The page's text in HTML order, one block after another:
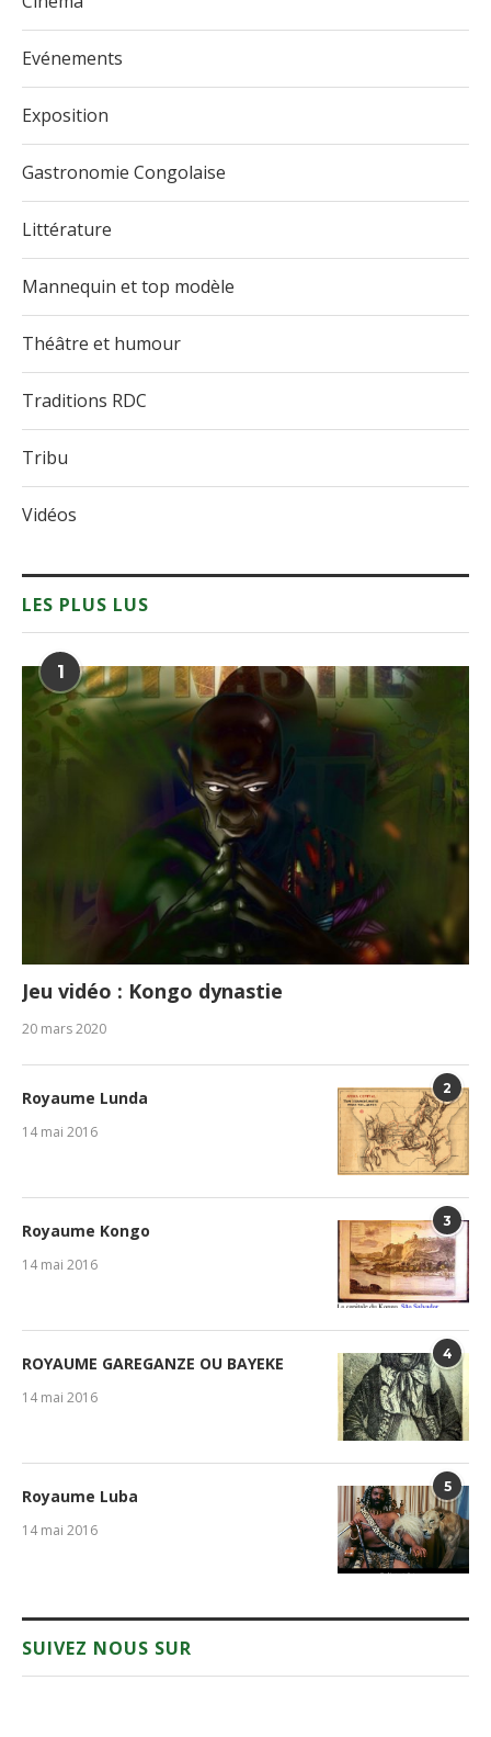
Evénements
Exposition
Gastronomie Congolaise
Littérature
Mannequin et top modèle
Théâtre et humour
Traditions RDC
Tribu
Vidéos
LES PLUS LUS
1
Jeu vidéo : Kongo dynastie
20 mars 2020
2
Royaume Lunda
14 mai 2016
3
Royaume Kongo
14 mai 2016
4
ROYAUME GAREGANZE OU BAYEKE
14 mai 2016
5
Royaume Luba
14 mai 2016
SUIVEZ NOUS SUR